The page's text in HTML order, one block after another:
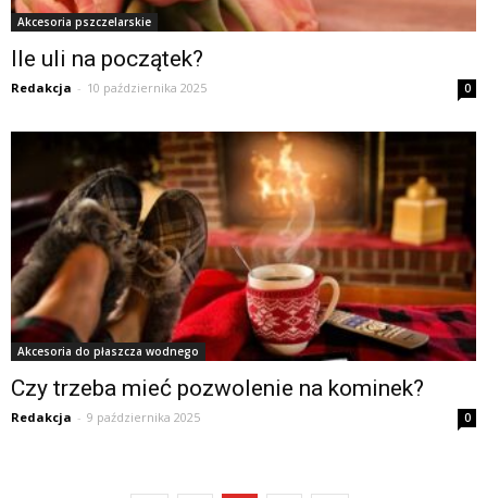
Akcesoria pszczelarskie
Ile uli na początek?
Redakcja - 10 października 2025 0
Akcesoria do płaszcza wodnego
Czy trzeba mieć pozwolenie na kominek?
Redakcja - 9 października 2025 0